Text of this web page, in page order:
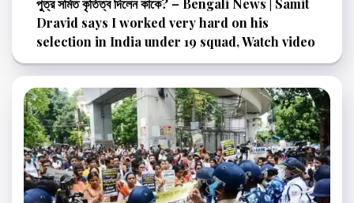
পুত্র সমিত কৃতিত্ব দিলেন কাকে? – Bengali News | Samit
Dravid says I worked very hard on his
selection in India under 19 squad, Watch video